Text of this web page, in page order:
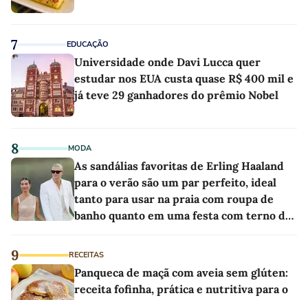
7 EDUCAÇÃO
Universidade onde Davi Lucca quer
estudar nos EUA custa quase R$ 400 mil e
já teve 29 ganhadores do prêmio Nobel
8 MODA
As sandálias favoritas de Erling Haaland
para o verão são um par perfeito, ideal
tanto para usar na praia com roupa de
banho quanto em uma festa com terno de
9 RECEITAS
Panqueca de maçã com aveia sem glúten:
receita fofinha, prática e nutritiva para o